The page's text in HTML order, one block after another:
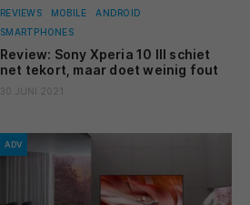
REVIEWS MOBILE
ANDROID
SMARTPHONES
Review: Sony Xperia 10 III schiet
net tekort, maar doet weinig fout
30 JUNI 2021
ADV